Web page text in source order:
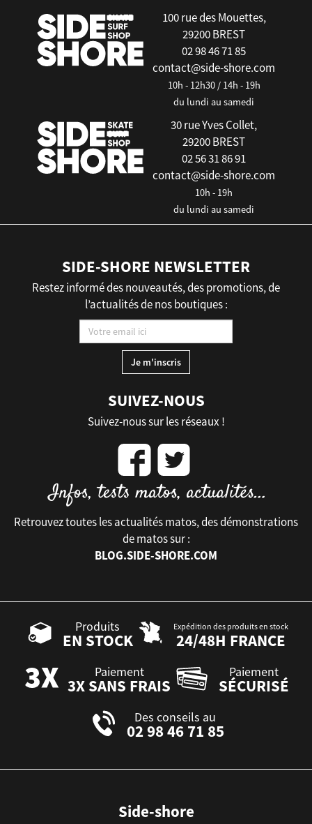
100 rue des Mouettes,
29200 BREST
02 98 46 71 85
contact@side-shore.com
10h - 12h30 / 14h - 19h
du lundi au samedi
30 rue Yves Collet,
29200 BREST
02 56 31 86 91
contact@side-shore.com
10h - 19h
du lundi au samedi
SIDE-SHORE NEWSLETTER
Restez informé des nouveautés, des promotions, de
l’actualités de nos boutiques :
SUIVEZ-NOUS
Suivez-nous sur les réseaux !
Retrouvez toutes les actualités matos, des démonstrations
de matos sur :
BLOG.SIDE-SHORE.COM
Produits
EN STOCK
Expédition des produits en stock
24/48H FRANCE
Paiement
3X SANS FRAIS
Paiement
SÉCURISÉ
Des conseils au
02 98 46 71 85
Side-shore